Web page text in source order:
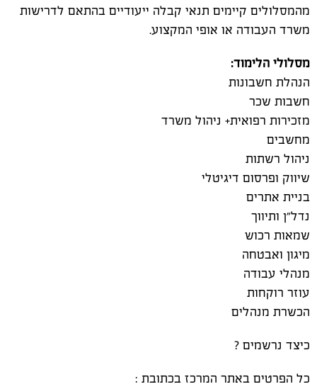
מהמסלולים קיימים תנאי קבלה ייעודיים בהתאם לדרישות
משרד העבודה או אופי המקצוע.
מסלולי הלימוד:
הנהלת חשבונות
חשבות שכר
מזכירות רפואית+ ניהול משרד
מחשבים
ניהול רשתות
שיווק ופרסום דיגיטלי
בניית אתרים
נדל״ן ותיווך
שמאות רכוש
מיגון ואבטחה
מנהלי עבודה
עוזר רוקחות
הכשרת מנהלים
כיצד נרשמים ?
כל הפרטים באתר המרכז בכתובת :